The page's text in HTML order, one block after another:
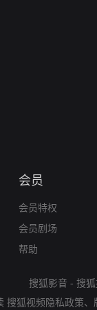
会员
会员特权
会员剧场
帮助
搜狐影音 - 搜
搜狐视频隐私政策、